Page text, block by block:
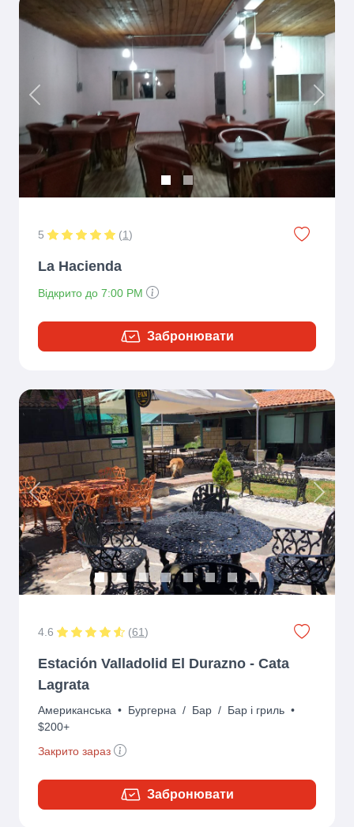
Previous Next
5 (1)
La Hacienda
Відкрито до 7:00 PM
Забронювати
Previous Next
4.6 (61)
Estación Valladolid El Durazno - Cata
Lagrata
Американська • Бургерна / Бар / Бар і гриль •
$200+
Закрито зараз
Забронювати